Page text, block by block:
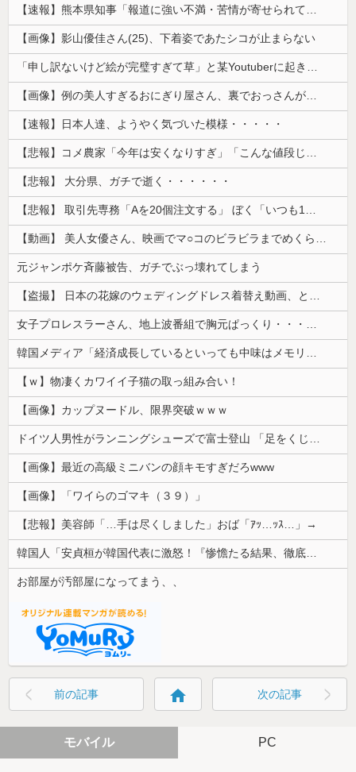
【速報】熊本県知事「報道に強い不満・苦情が寄せられている」→TBSの報道特集がまさにそれな件
【画像】影山優佳さん(25)、下着姿であたシコが止まらない
「申し訳ないけど絵が完璧すぎて草」と某Youtuberに起きた悲劇に目撃者騒然、”映え”のために愛車をを停めて撮影していたら……
【画像】例の美人すぎるおにぎり屋さん、裏でおっさんが握っていたｗｗｗｗｗｗｗｗｗｗｗｗｗｗｗｗｗ
【速報】日本人達、ようやく気づいた模様・・・・・
【悲報】コメ農家「今年は安くなりすぎ」「こんな値段じゃ米作りをやめる人も多くなるんじゃないかな?」
【悲報】 大分県、ガチで逝く・・・・・・
【悲報】 取引先専務「Aを20個注文する」 ぼく「いつも1～2個しか使わないけど本当に20であってる？」 取専「あってる」→結果『こう』なったんだが...
【動画】 美人女優さん、映画でマ○コのビラビラまでめくらせてしまうｗｗｗｗｗｗ
元ジャンポケ斉藤被告、ガチでぶっ壊れてしまう
【盗撮】 日本の花嫁のウェディングドレス着替え動画、とんでもない神乳だと海外で話題に
女子プロレスラーさん、地上波番組で胸元ぱっくり・・・（※画像あり）
韓国メディア「経済成長しているといっても中味はメモリ価格だけ。雇用増加見通しが半減してしまった」……韓国の内需不況は根強い状況っすね
【ｗ】物凄くカワイイ子猫の取っ組み合い！
【画像】カップヌードル、限界突破ｗｗｗ
ドイツ人男性がランニングシューズで富士登山 「足をくじいて動けない」
【画像】最近の高級ミニバンの顔キモすぎだろwww
【画像】「ワイらのゴマキ（３９）」
【悲報】美容師「…手は尽くしました」おば「ｱｯ…ｯｽ…」→
韓国人「安貞桓が韓国代表に激怒！『惨憺たる結果、徹底的な刷新が必要だ』と監督や協会を痛烈批判」
お部屋が汚部屋になってまう、、
前の記事 home 次の記事
モバイル PC